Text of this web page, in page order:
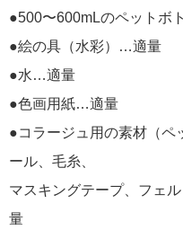
●500〜600mLのペットボ
●絵の具（水彩）…適量
●水…適量
●色画用紙…適量
●コラージュ用の素材（ペ
ール、毛糸、
マスキングテープ、フェ
量